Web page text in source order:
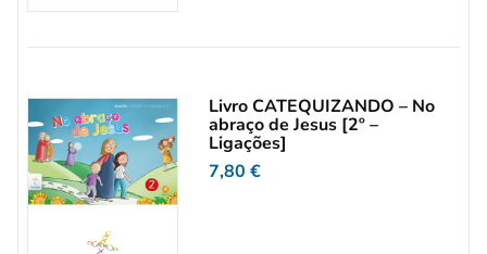
Livro CATEQUIZANDO – No
abraço de Jesus [2º –
Ligações]
7,80€